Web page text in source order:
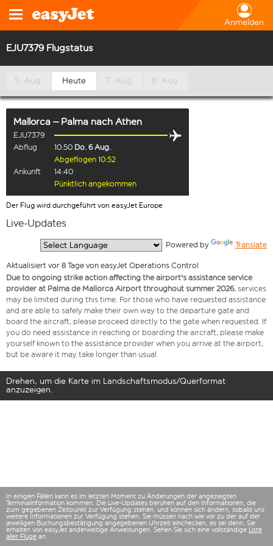
Anmelden
EJU7379 Flugstatus
5. Aug. Heute 7. Aug. 8. Aug.
Mallorca – Palma nach Athen
EJU7379
Abflug
10:50 Do. 6 Aug.
Abgeflogen 10:52
Ankunft
14:40
Pünktlich angekommen
Der Flug wird durchgeführt von easyJet Europe
Live-Updates
Powered by Translate
Aktualisiert vor 8 Tage von easyJet Operations Control
Due to ongoing strike action affecting the airport's assistance service
provider at Palma de Mallorca Airport throughout summer 2026, services
may be limited during this time. For those who have requested assistance
and are able to safely make their own way to the departure gate and
board the aircraft, please proceed directly to the gate when requested. If
you do need assistance in reaching or boarding the aircraft, please make
yourself known to the assistance provider when you arrive at the airport,
but be aware it may take longer than usual.
Drehen, um die Karte im Landschaftsmodus/Querformat
anzuzeigen.
In einigen Fällen kann es im letzten Moment zu Änderungen der angezeigten
Terminalinformation kommen. Die Live-Updates beruhen auf den Informationen, die
zum gegebenen Zeitpunkt zur Verfügung stehen, und können sich ändern, sobald uns
weitere Informationen zur Verfügung stehen. Sie müssen nach wie vor zu der auf der
jeweiligen Buchungsbestätigung angegebenen Uhrzeit einchecken, es sei denn, Sie
erhalten von easyJet anderweitige Anweisungen. Sehen Sie sich eine vollständige Liste
aller Flüge an.